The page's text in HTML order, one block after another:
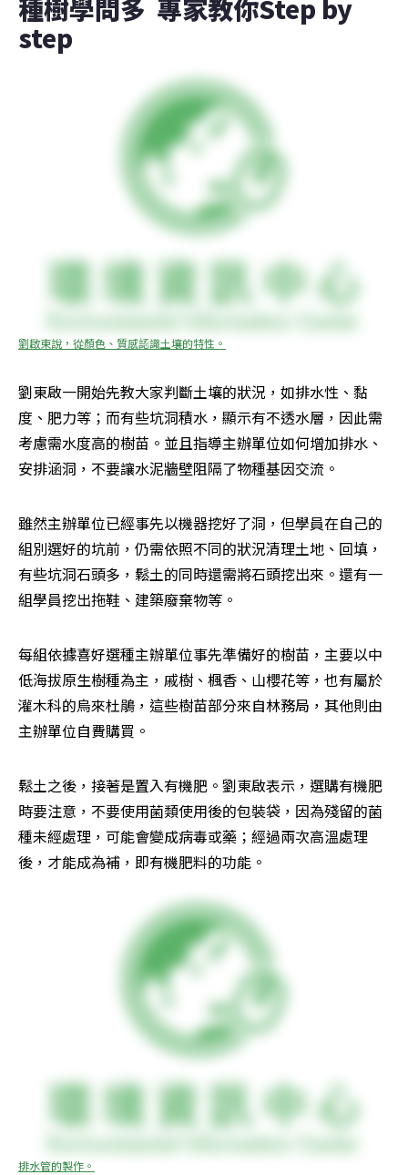
種樹學問多  專家教你Step by
step
劉啟東說，從顏色、質感認識土壤的特性。
劉東啟一開始先教大家判斷土壤的狀況，如排水性、黏
度、肥力等；而有些坑洞積水，顯示有不透水層，因此需
考慮需水度高的樹苗。並且指導主辦單位如何增加排水、
安排涵洞，不要讓水泥牆壁阻隔了物種基因交流。
雖然主辦單位已經事先以機器挖好了洞，但學員在自己的
組別選好的坑前，仍需依照不同的狀況清理土地、回填，
有些坑洞石頭多，鬆土的同時還需將石頭挖出來。還有一
組學員挖出拖鞋、建築廢棄物等。
每組依據喜好選種主辦單位事先準備好的樹苗，主要以中
低海拔原生樹種為主，戚樹、楓香、山櫻花等，也有屬於
灌木科的烏來杜鵑，這些樹苗部分來自林務局，其他則由
主辦單位自費購買。
鬆土之後，接著是置入有機肥。劉東啟表示，選購有機肥
時要注意，不要使用菌類使用後的包裝袋，因為殘留的菌
種未經處理，可能會變成病毒或藥；經過兩次高溫處理
後，才能成為補，即有機肥料的功能。
排水管的製作。